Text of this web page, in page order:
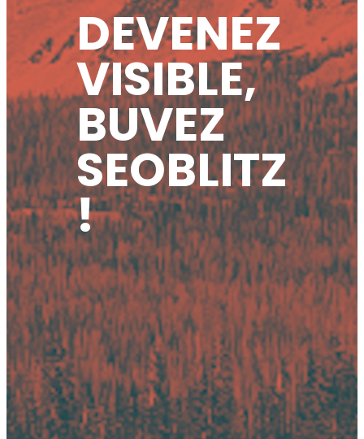
DEVENEZ
VISIBLE,
BUVEZ
SEOBLITZ
!